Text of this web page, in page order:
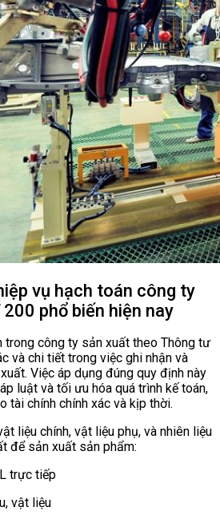
vụ hạch toán công ty
phổ biến hiện nay
trong công ty sản xuất theo Thông tư
và chi tiết trong việc ghi nhận và
Việc áp dụng đúng quy định này
luật và tối ưu hóa quá trình kế toán,
tài chính chính xác và kịp thời.
liệu chính, vật liệu phụ, và nhiên liệu
để sản xuất sản phẩm:
trực tiếp
vật liệu